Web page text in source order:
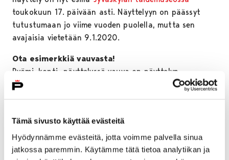
Tämä sivusto käyttää evästeitä
Hyödynnämme evästeitä, jotta voimme palvella sinua
jatkossa paremmin. Käytämme tätä tietoa analytiikan ja
toukokuun 17. päivään asti. Näyttelyyn on päässyt
tutustumaan jo viime vuoden puolella, mutta sen
avajaisia vietetään 9.1.2020.
Ota esimerkkiä vauvasta!
Ryömi, konti -näyttelyssä vauva on näyttelyn
lähtökohta, keskipiste ja kokija. Näyttely ei puhu
vauvoille jotain maailmasta, vaan maailmalle
moniaistillisia kokemuksia. Osa näyttelyn kokemisesta
on mahdollista vain vauvoille. Aikuiselta näyttely vaatii
antautumista leikkiin ja oivallukseen.